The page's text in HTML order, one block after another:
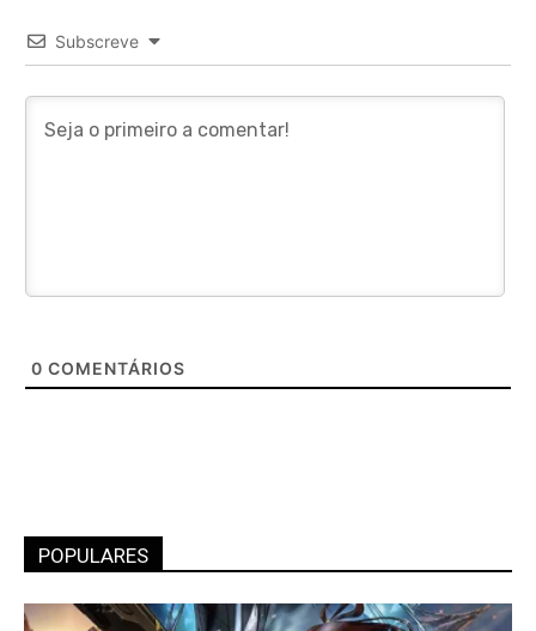
Subscreve
0 COMENTÁRIOS
POPULARES